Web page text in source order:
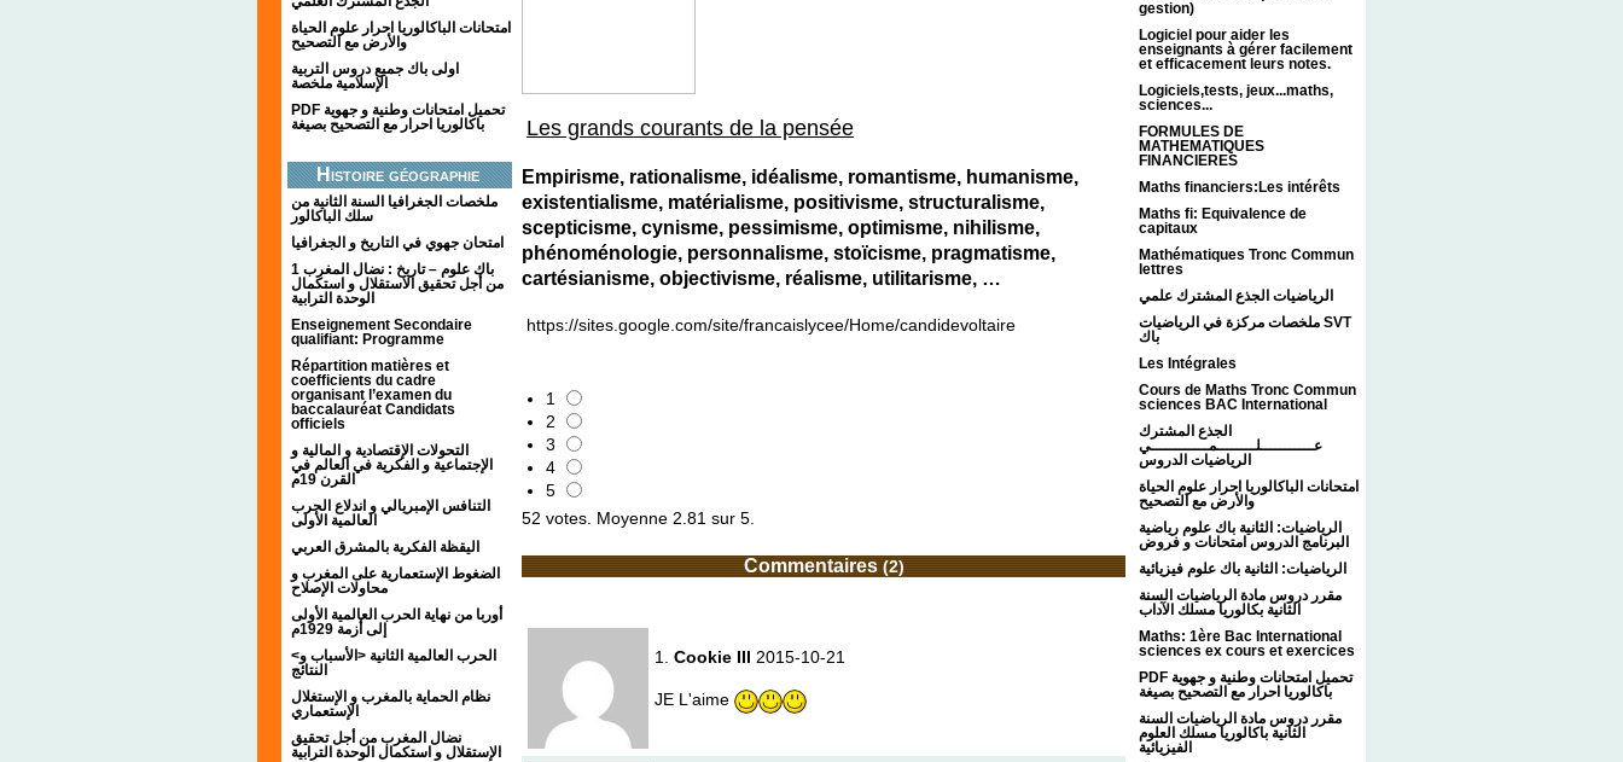
امتحانات الباكالوريا احرار علوم الحياة
والأرض مع التصحيح
اولى باك جميع دروس التربية
الإسلامية ملخصة
PDF تحميل امتحانات وطنية و جهوية
باكالوريا احرار مع التصحيح بصيغة
Histoire géographie
ملخصات الجغرافيا السنة الثانية من
سلك الباكالور
امتحان جهوي في التاريخ و الجغرافيا
1 باك علوم – تاريخ : نضال المغرب
من أجل تحقيق الاستقلال و استكمال
الوحدة الترابية
Enseignement Secondaire
qualifiant: Programme
Répartition matières et
coefficients du cadre
organisant l’examen du
baccalauréat Candidats
officiels
التحولات الإقتصادية و المالية و
الإجتماعية و الفكرية في العالم في
القرن 19م
التنافس الإمبريالي و اندلاع الحرب
العالمية الأولى
اليقظة الفكرية بالمشرق العربي
الضغوط الإستعمارية على المغرب و
محاولات الإصلاح
أوربا من نهاية الحرب العالمية الأولى
إلى أزمة 1929م
<الحرب العالمية الثانية <الأسباب و
النتائج
نظام الحماية بالمغرب و الإستغلال
الإستعماري
نضال المغرب من أجل تحقيق
الإستقلال و استكمال الوحدة الترابية
gestion)
Logiciel pour aider les
enseignants à gérer facilement
et efficacement leurs notes.
Logiciels,tests, jeux...maths,
sciences...
FORMULES DE
MATHEMATIQUES
FINANCIERES
Maths financiers:Les intérêts
Maths fi: Equivalence de
capitaux
Mathématiques Tronc Commun
lettres
الرياضيات الجذع المشترك علمي
ملخصات مركزة في الرياضيات SVT
باك
Les Intégrales
Cours de Maths Tronc Commun
sciences BAC International
الجذع المشترك
عـــــــــــلــــــــمــــــــــــي
الرياضيات الدروس
امتحانات الباكالوريا احرار علوم الحياة
والأرض مع التصحيح
الرياضيات: الثانية باك علوم رياضية
البرنامج الدروس امتحانات و فروض
الرياضيات: الثانية باك علوم فيزيائية
مقرر دروس مادة الرياضيات السنة
الثانية بكالوريا مسلك الآداب
Maths: 1ère Bac International
sciences ex cours et exercices
PDF تحميل امتحانات وطنية و جهوية
باكالوريا احرار مع التصحيح بصيغة
مقرر دروس مادة الرياضيات السنة
الثانية باكالوريا مسلك العلوم
الفيزيائية
Les grands courants de la pensée
Empirisme, rationalisme, idéalisme, romantisme, humanisme,
existentialisme, matérialisme, positivisme, structuralisme,
scepticisme, cynisme, pessimisme, optimisme, nihilisme,
phénoménologie, personnalisme, stoïcisme, pragmatisme,
cartésianisme, objectivisme, réalisme, utilitarisme, …
https://sites.google.com/site/francaislycee/Home/candidevoltaire
1
2
3
4
5
52 votes. Moyenne 2.81 sur 5.
Commentaires (2)
1. Cookie III 2015-10-21
JE L'aime